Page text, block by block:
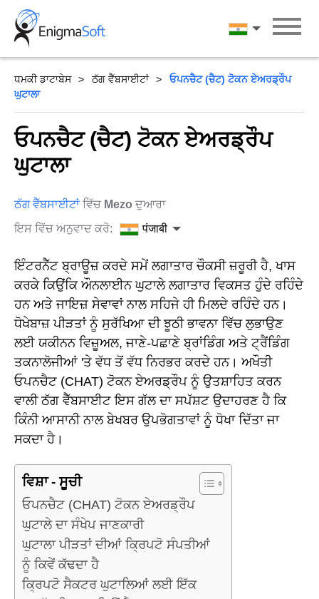
Skip
content
पंजाबी
ਧਮਕੀ ਡਾਟਾਬੇਸ ਠੱਗ ਵੈੱਬਸਾਈਟਾਂ
ਓਪਨਚੈਟ (ਚੈਟ) ਟੋਕਨ ਏਅਰਡ੍ਰੌਪ
ਘੁਟਾਲਾ
ਓਪਨਚੈਟ (ਚੈਟ) ਟੋਕਨ ਏਅਰਡ੍ਰੌਪ
ਘੁਟਾਲਾ
ਠੱਗ ਵੈੱਬਸਾਈਟਾਂ ਵਿੱਚ Mezo ਦੁਆਰਾ
ਇਸ ਵਿੱਚ ਅਨੁਵਾਦ ਕਰੋ:
पंजाबी
ਇੰਟਰਨੈੱਟ ਬ੍ਰਾਊਜ਼ ਕਰਦੇ ਸਮੇਂ ਲਗਾਤਾਰ ਚੌਕਸੀ ਜ਼ਰੂਰੀ ਹੈ, ਖਾਸ
ਕਰਕੇ ਕਿਉਂਕਿ ਔਨਲਾਈਨ ਘੁਟਾਲੇ ਲਗਾਤਾਰ ਵਿਕਸਤ ਹੁੰਦੇ ਰਹਿੰਦੇ
ਹਨ ਅਤੇ ਜਾਇਜ਼ ਸੇਵਾਵਾਂ ਨਾਲ ਸਹਿਜੇ ਹੀ ਮਿਲਦੇ ਰਹਿੰਦੇ ਹਨ।
ਧੋਖੇਬਾਜ਼ ਪੀੜਤਾਂ ਨੂੰ ਸੁਰੱਖਿਆ ਦੀ ਝੂਠੀ ਭਾਵਨਾ ਵਿੱਚ ਲੁਭਾਉਣ
ਲਈ ਯਕੀਨਨ ਵਿਜ਼ੂਅਲ, ਜਾਣੇ-ਪਛਾਣੇ ਬ੍ਰਾਂਡਿੰਗ ਅਤੇ ਟ੍ਰੈਂਡਿੰਗ
ਤਕਨਾਲੋਜੀਆਂ 'ਤੇ ਵੱਧ ਤੋਂ ਵੱਧ ਨਿਰਭਰ ਕਰਦੇ ਹਨ। ਅਖੌਤੀ
ਓਪਨਚੈਟ (CHAT) ਟੋਕਨ ਏਅਰਡ੍ਰੌਪ ਨੂੰ ਉਤਸ਼ਾਹਿਤ ਕਰਨ
ਵਾਲੀ ਠੱਗ ਵੈੱਬਸਾਈਟ ਇਸ ਗੱਲ ਦਾ ਸਪੱਸ਼ਟ ਉਦਾਹਰਣ ਹੈ ਕਿ
ਕਿੰਨੀ ਆਸਾਨੀ ਨਾਲ ਬੇਖਬਰ ਉਪਭੋਗਤਾਵਾਂ ਨੂੰ ਧੋਖਾ ਦਿੱਤਾ ਜਾ
ਸਕਦਾ ਹੈ।
ਵਿਸ਼ਾ - ਸੂਚੀ
ਓਪਨਚੈਟ (CHAT) ਟੋਕਨ ਏਅਰਡ੍ਰੌਪ
ਘੁਟਾਲੇ ਦਾ ਸੰਖੇਪ ਜਾਣਕਾਰੀ
ਘੁਟਾਲਾ ਪੀੜਤਾਂ ਦੀਆਂ ਕ੍ਰਿਪਟੋ ਸੰਪਤੀਆਂ
ਨੂੰ ਕਿਵੇਂ ਕੱਢਦਾ ਹੈ
ਕ੍ਰਿਪਟੋ ਸੈਕਟਰ ਘੁਟਾਲਿਆਂ ਲਈ ਇੱਕ